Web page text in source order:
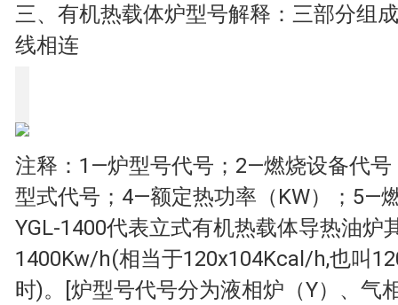
三、有机热载体炉型号解释：三部分组
线相连
注释：1—炉型号代号；2—燃烧设备代
型式代号；4—额定热功率（KW）；5—
YGL-1400代表立式有机热载体导热油炉
1400Kw/h(相当于120x104Kcal/h,也叫
时)。[炉型号代号分为液相炉（Y）、气